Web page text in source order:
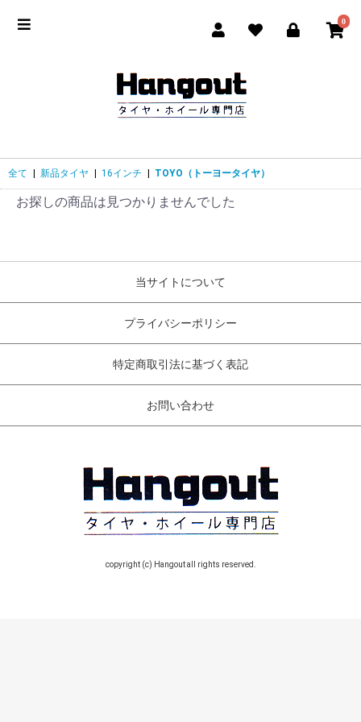
0
全て 新品タイヤ 16インチ TOYO（トーヨータイヤ）
お探しの商品は見つかりませんでした
当サイトについて
プライバシーポリシー
特定商取引法に基づく表記
お問い合わせ
copyright (c) Hangout all rights reserved.